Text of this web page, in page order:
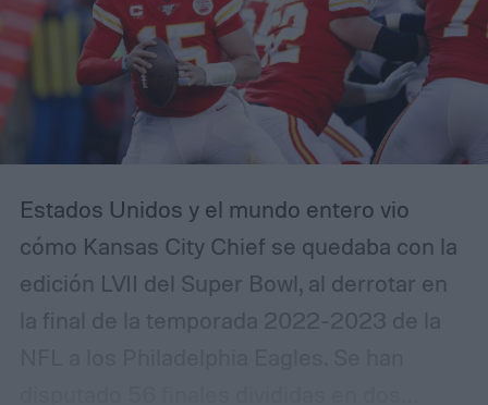
Estados Unidos y el mundo entero vio
cómo Kansas City Chief se quedaba con la
edición LVII del Super Bowl, al derrotar en
la final de la temporada 2022-2023 de la